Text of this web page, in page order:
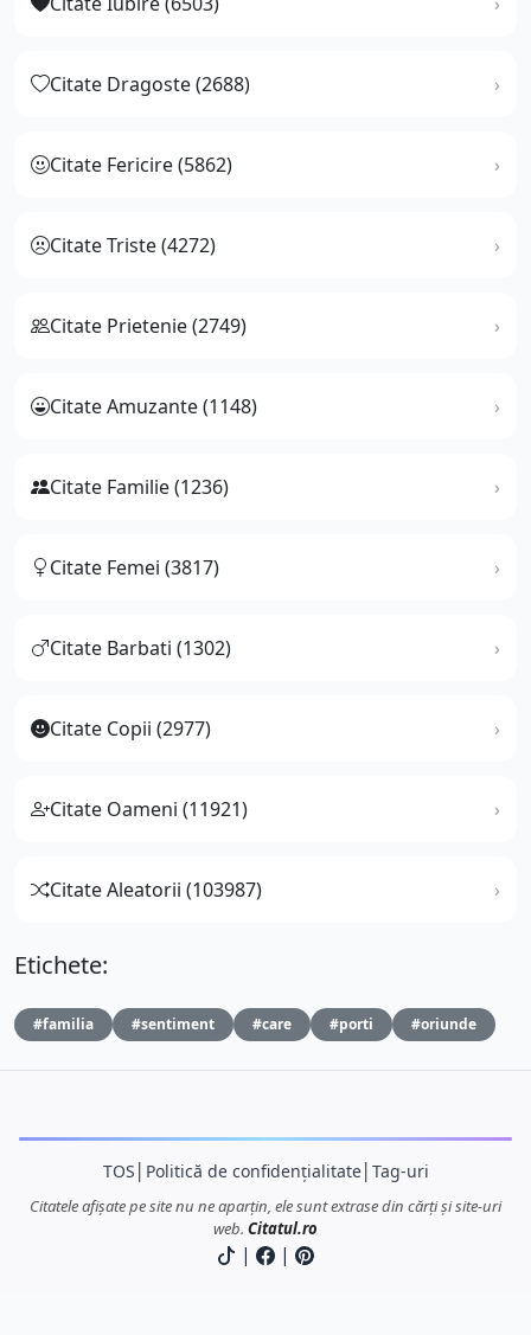
Citate Dragoste (2688)
Citate Fericire (5862)
Citate Triste (4272)
Citate Prietenie (2749)
Citate Amuzante (1148)
Citate Familie (1236)
Citate Femei (3817)
Citate Barbati (1302)
Citate Copii (2977)
Citate Oameni (11921)
Citate Aleatorii (103987)
Etichete:
#familia #sentiment #care #porti #oriunde
TOS Politică de confidențialitate│ Tag-uri
Citatele afișate pe site nu ne aparțin, ele sunt extrase din cărți și site-uri
web. Citatul.ro
| |